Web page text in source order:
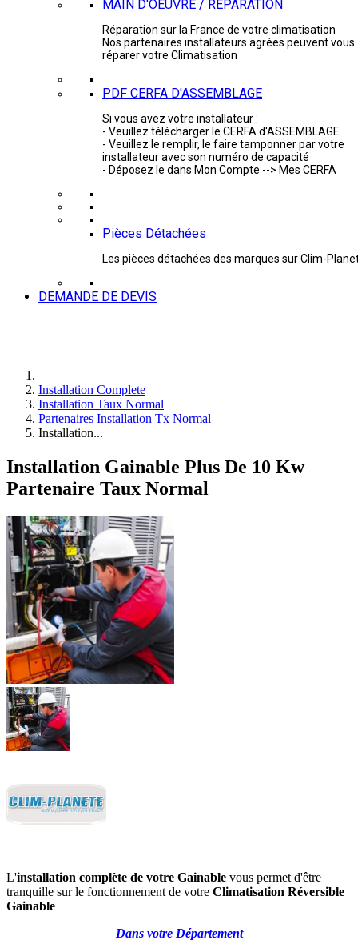
MAIN D'OEUVRE / REPARATION
Réparation sur la France de votre climatisation
Nos partenaires installateurs agrées peuvent vous
réparer votre Climatisation
PDF CERFA D'ASSEMBLAGE
Si vous avez votre installateur :
- Veuillez télécharger le CERFA d'ASSEMBLAGE
- Veuillez le remplir, le faire tamponner par votre
installateur avec son numéro de capacité
- Déposez le dans Mon Compte --> Mes CERFA
Pièces Détachées
Les pièces détachées des marques sur Clim-
DEMANDE DE DEVIS
Installation Complete
Installation Taux Normal
Partenaires Installation Tx Normal
Installation...
Installation Gainable Plus De 10 Kw
Partenaire Taux Normal
L'installation complète de votre Gainable vous permet d'être
tranquille sur le fonctionnement de votre Climatisation Réversible
Gainable
Dans votre Département